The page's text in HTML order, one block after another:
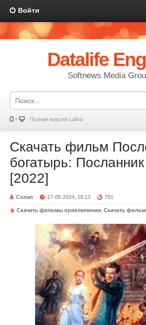
Войти
Datalife
Softnews Media
Полная версия сайта
Скачать фильм
богатырь:
[2022]
Conan 17-05-2024, 18:13 791
Скачать фильмы приключения Скачать